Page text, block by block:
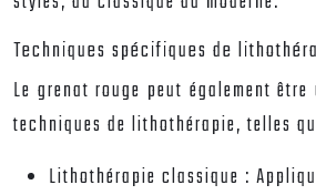
Techniques spécifiques de
Le grenat rouge peut également
techniques de lithothérapie, telles
Lithothérapie classique :